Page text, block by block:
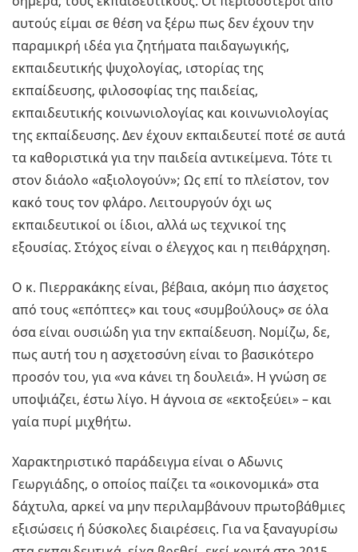
αυτούς είμαι σε θέση να ξέρω πως δεν έχουν την
παραμικρή ιδέα για ζητήματα παιδαγωγικής,
εκπαιδευτικής ψυχολογίας, ιστορίας της
εκπαίδευσης, φιλοσοφίας της παιδείας,
εκπαιδευτικής κοινωνιολογίας και κοινωνιολογίας
της εκπαίδευσης. Δεν έχουν εκπαιδευτεί ποτέ σε αυτά
τα καθοριστικά για την παιδεία αντικείμενα. Τότε τι
στον διάολο «αξιολογούν»; Ως επί το πλείστον, τον
κακό τους τον φλάρο. Λειτουργούν όχι ως
εκπαιδευτικοί οι ίδιοι, αλλά ως τεχνικοί της
εξουσίας. Στόχος είναι ο έλεγχος και η πειθάρχηση.
Ο κ. Πιερρακάκης είναι, βέβαια, ακόμη πιο άσχετος
από τους «επόπτες» και τους «συμβούλους» σε όλα
όσα είναι ουσιώδη για την εκπαίδευση. Νομίζω, δε,
πως αυτή του η ασχετοσύνη είναι το βασικότερο
προσόν του, για «να κάνει τη δουλειά». Η γνώση σε
υποψιάζει, έστω λίγο. Η άγνοια σε «εκτοξεύει» – και
γαία πυρί μιχθήτω.
Χαρακτηριστικό παράδειγμα είναι ο Αδωνις
Γεωργιάδης, ο οποίος παίζει τα «οικονομικά» στα
δάχτυλα, αρκεί να μην περιλαμβάνουν πρωτοβάθμιες
εξισώσεις ή δύσκολες διαιρέσεις. Για να ξαναγυρίσω